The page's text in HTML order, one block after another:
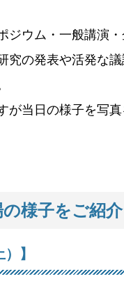
ジウム・一般講演
究の発表や活発な
が当日の様子を写真
様子をご紹
】